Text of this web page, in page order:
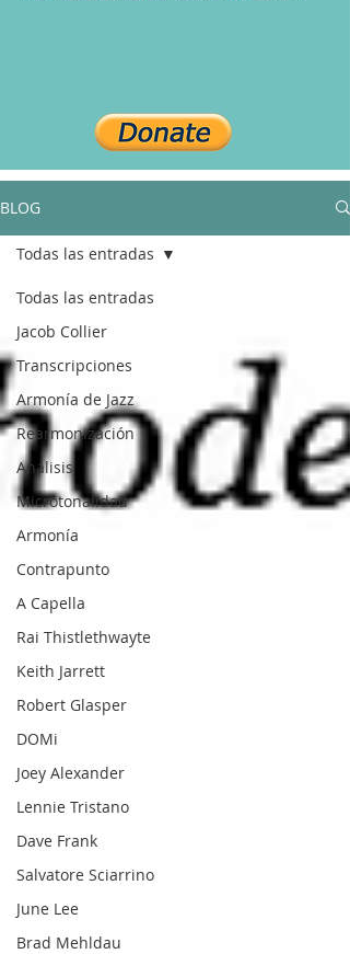
BLOG
Todas las entradas
Jacob Collier
Transcripciones
Armonía de Jazz
Rearmonización
Análisis
Microtonalidad
Armonía
Contrapunto
A Capella
Rai Thistlethwayte
Keith Jarrett
Robert Glasper
DOMi
Joey Alexander
Lennie Tristano
Dave Frank
Salvatore Sciarrino
June Lee
Brad Mehldau
Todas las entradas